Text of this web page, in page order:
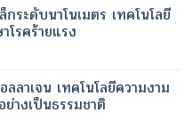
ระดับนาโนเมตร เทคโนโลยี
โรคร้ายแรง
ลาเจน เทคโนโลยีความงาม
างเป็นธรรมชาติ